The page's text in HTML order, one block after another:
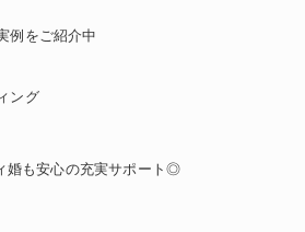
例をご紹介中
ング
婚も安心の充実サポート◎